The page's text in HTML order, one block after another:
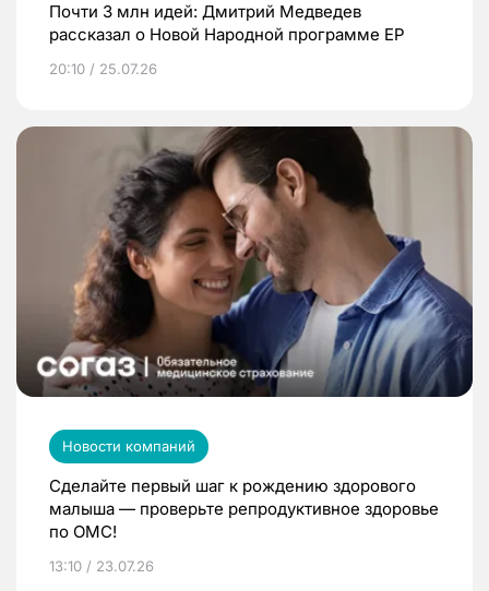
Почти 3 млн идей: Дмитрий Медведев
рассказал о Новой Народной программе ЕР
20:10 / 25.07.26
Новости компаний
Сделайте первый шаг к рождению здорового
малыша — проверьте репродуктивное здоровье
по ОМС!
13:10 / 23.07.26